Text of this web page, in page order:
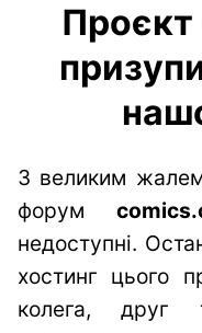
Проєкт
З великим
форум
недоступні.
хостинг цього
колега, друг